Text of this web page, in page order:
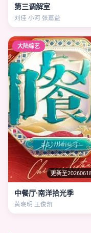
第三调解室
刘佳 小河 张嘉益
大陆综艺
更新至
中餐厅·南洋拾光季
黄晓明 王俊凯